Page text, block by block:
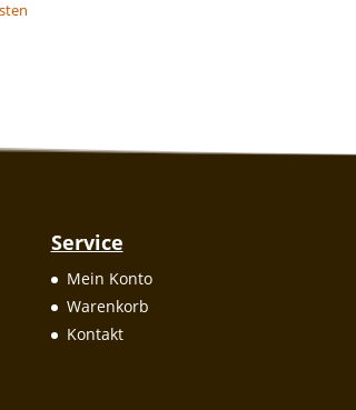
Service
Mein Konto
Warenkorb
Kontakt